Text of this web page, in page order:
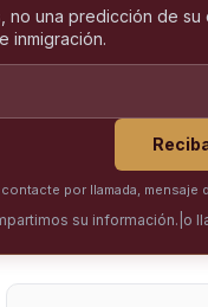
no una predicción de
inmigración.
contacte por llamada,
su información. o